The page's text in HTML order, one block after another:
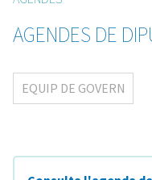
AGENDES DE
EQUIP DE GOVERN